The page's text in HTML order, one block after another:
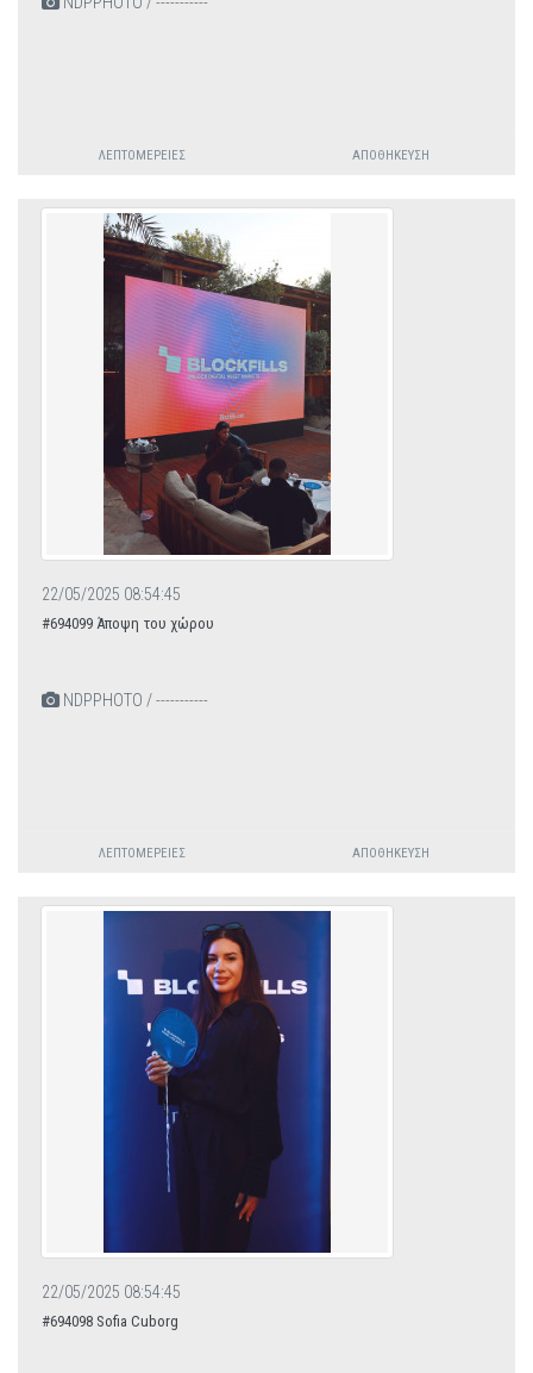
ΛΕΠΤΟΜΈΡΕΙΕΣ ΑΠΟΘΉΚΕΥΣΗ
22/05/2025 08:54:45
#694099 Άποψη του χώρου
NDPPHOTO / -----------
ΛΕΠΤΟΜΈΡΕΙΕΣ ΑΠΟΘΉΚΕΥΣΗ
22/05/2025 08:54:45
#694098 Sofia Cuborg